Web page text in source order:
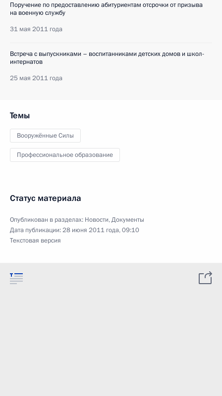
Поручение по предоставлению абитуриентам отсрочки от призыва
на военную службу
31 мая 2011 года
Встреча с выпускниками – воспитанниками детских домов и школ-
интернатов
25 мая 2011 года
Темы
Вооружённые Силы
Профессиональное образование
Статус материала
Опубликован в разделах: Новости,Документы
Дата публикации:28 июня 2011 года, 09:10
Текстовая версия